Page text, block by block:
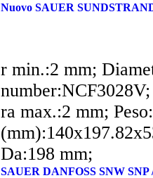
Nuovo SAUER
r min.:2 mm;
ra max.:2 mm;
Da:198 mm;
SAUER DANFOSS SNW SNP